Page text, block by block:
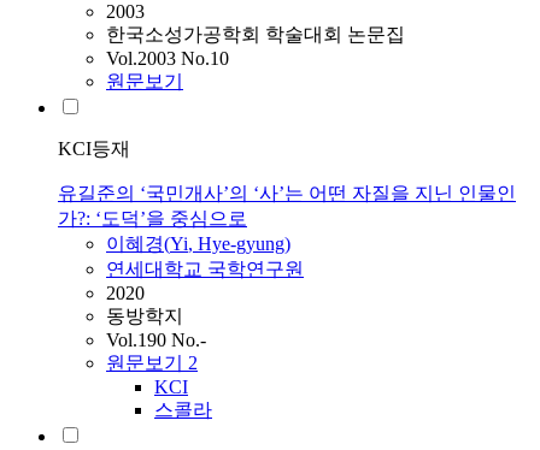
2003
한국소성가공학회 학술대회 논문집
Vol.2003 No.10
원문보기
KCI등재
유길준의 ‘국민개사’의 ‘사’는 어떤 자질을 지닌 인물인
가?: ‘도덕’을 중심으로
이혜경(Yi, Hye-gyung)
연세대학교 국학연구원
2020
동방학지
Vol.190 No.-
원문보기 2
KCI
스콜라